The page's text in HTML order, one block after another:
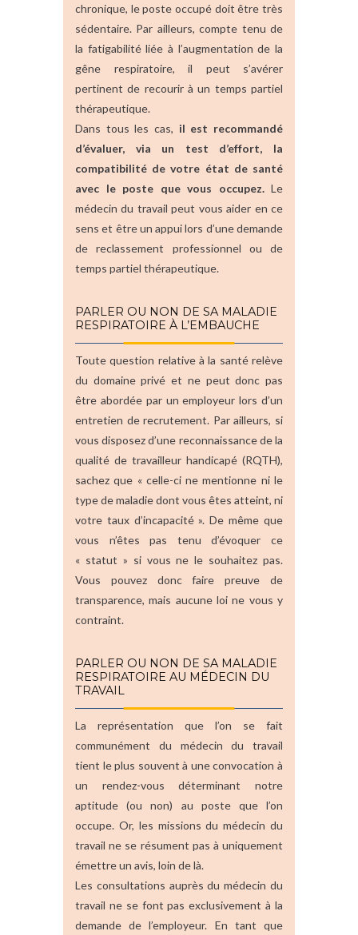
chronique, le poste occupé doit être très
sédentaire. Par ailleurs, compte tenu de
la fatigabilité liée à l’augmentation de la
gêne respiratoire, il peut s’avérer
pertinent de recourir à un temps partiel
thérapeutique.
Dans tous les cas, il est recommandé
d’évaluer, via un test d’effort, la
compatibilité de votre état de santé
avec le poste que vous occupez. Le
médecin du travail peut vous aider en ce
sens et être un appui lors d’une demande
de reclassement professionnel ou de
temps partiel thérapeutique.
PARLER OU NON DE SA MALADIE
RESPIRATOIRE À L’EMBAUCHE
Toute question relative à la santé relève
du domaine privé et ne peut donc pas
être abordée par un employeur lors d’un
entretien de recrutement. Par ailleurs, si
vous disposez d’une reconnaissance de la
qualité de travailleur handicapé (RQTH),
sachez que « celle-ci ne mentionne ni le
type de maladie dont vous êtes atteint, ni
votre taux d’incapacité ». De même que
vous n’êtes pas tenu d’évoquer ce
« statut » si vous ne le souhaitez pas.
Vous pouvez donc faire preuve de
transparence, mais aucune loi ne vous y
contraint.
PARLER OU NON DE SA MALADIE
RESPIRATOIRE AU MÉDECIN DU
TRAVAIL
La représentation que l’on se fait
communément du médecin du travail
tient le plus souvent à une convocation à
un rendez-vous déterminant notre
aptitude (ou non) au poste que l’on
occupe. Or, les missions du médecin du
travail ne se résument pas à uniquement
émettre un avis, loin de là.
Les consultations auprès du médecin du
travail ne se font pas exclusivement à la
demande de l’employeur. En tant que